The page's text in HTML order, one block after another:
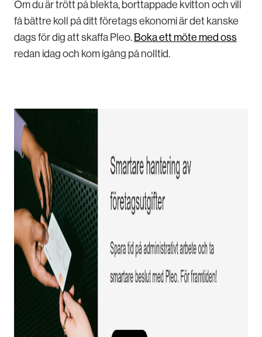
Om du är trött på blekta, borttappade kvitton och vill
få bättre koll på ditt företags ekonomi är det kanske
dags för dig att skaffa Pleo. Boka ett möte med oss
redan idag och kom igång på nolltid.